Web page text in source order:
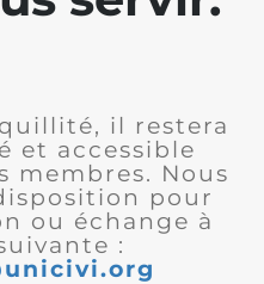
il restera
et accessible
membres. Nous
pour
ou échange à
: